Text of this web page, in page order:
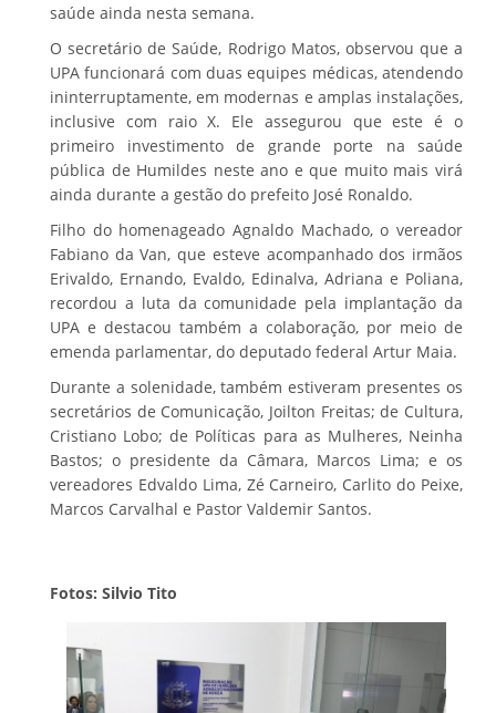
saúde ainda nesta semana.
O secretário de Saúde, Rodrigo Matos, observou que a
UPA funcionará com duas equipes médicas, atendendo
ininterruptamente, em modernas e amplas instalações,
inclusive com raio X. Ele assegurou que este é o
primeiro investimento de grande porte na saúde
pública de Humildes neste ano e que muito mais virá
ainda durante a gestão do prefeito José Ronaldo.
Filho do homenageado Agnaldo Machado, o vereador
Fabiano da Van, que esteve acompanhado dos irmãos
Erivaldo, Ernando, Evaldo, Edinalva, Adriana e Poliana,
recordou a luta da comunidade pela implantação da
UPA e destacou também a colaboração, por meio de
emenda parlamentar, do deputado federal Artur Maia.
Durante a solenidade, também estiveram presentes os
secretários de Comunicação, Joilton Freitas; de Cultura,
Cristiano Lobo; de Políticas para as Mulheres, Neinha
Bastos; o presidente da Câmara, Marcos Lima; e os
vereadores Edvaldo Lima, Zé Carneiro, Carlito do Peixe,
Marcos Carvalhal e Pastor Valdemir Santos.
Fotos: Silvio Tito